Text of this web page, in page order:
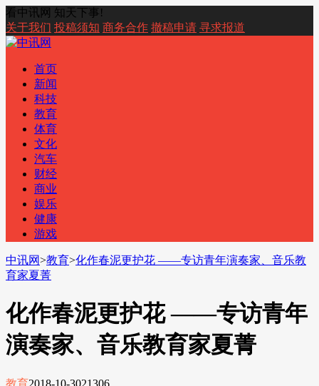
看中讯网 知天下事!
关于我们 投稿须知 商务合作 撤稿申请 寻求报道
首页
新闻
科技
教育
体育
文化
汽车
财经
商业
娱乐
健康
游戏
中讯网>教育>化作春泥更护花 ——专访青年演奏家、音乐教
育家夏菁
化作春泥更护花 ——专访青年
演奏家、音乐教育家夏菁
教育2018-10-3021306